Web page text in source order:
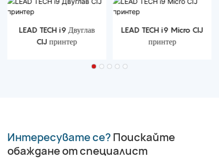
LEAD TECH i9 Двуглав
CIJ принтер
LEAD TECH i9 Micro CIJ
принтер
Интересувате се? Поискайте
обаждане от специалист